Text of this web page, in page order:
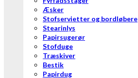
Æsker
Stofservietter og bordløbere
Stearinlys
Papirsugerør
Stofduge
Træskiver
Bestik
Papirdug